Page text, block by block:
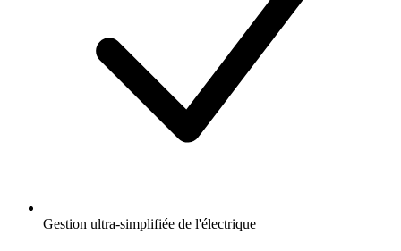
Gestion ultra-simplifiée de l'électrique